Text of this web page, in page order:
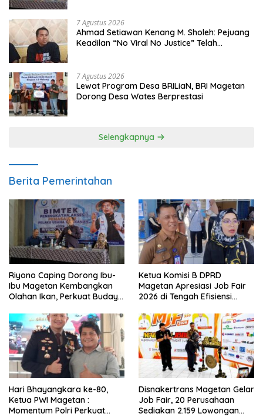
7 Agustus 2026
Ahmad Setiawan Kenang M. Sholeh: Pejuang
Keadilan “No Viral No Justice” Telah
7 Agustus 2026
Lewat Program Desa BRILiaN, BRI Magetan
Dorong Desa Wates Berprestasi
Selengkapnya
Berita Pemerintahan
Riyono Caping Dorong Ibu-
Ibu Magetan Kembangkan
Olahan Ikan, Perkuat Budaya
Ketua Komisi B DPRD
Magetan Apresiasi Job Fair
2026 di Tengah Efisiensi
Hari Bhayangkara ke-80,
Ketua PWI Magetan :
Momentum Polri Perkuat
Disnakertrans Magetan Gelar
Job Fair, 20 Perusahaan
Sediakan 2.159 Lowongan